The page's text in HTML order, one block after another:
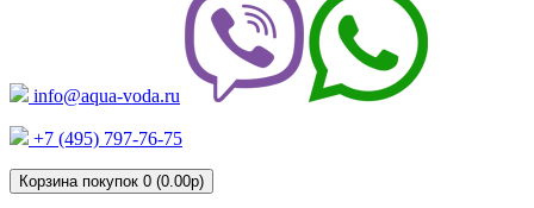
info@aqua-voda.ru
+7 (495) 797-76-75
Корзина покупок 0 (0.00р)